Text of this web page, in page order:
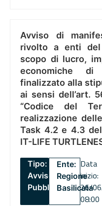
Avviso di
rivolto a enti
scopo di lucro,
economiche di
finalizzato alla
ai sensi dell’art.
“Codice del
realizzazione
Task 4.2 e 4.3
IT-LIFE
Tipo:
Avviso
Pubblico
Ente:
Regione
Basilicata
Data
inizio:
26/
08:00